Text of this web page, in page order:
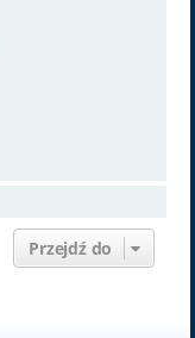
Przejdź do